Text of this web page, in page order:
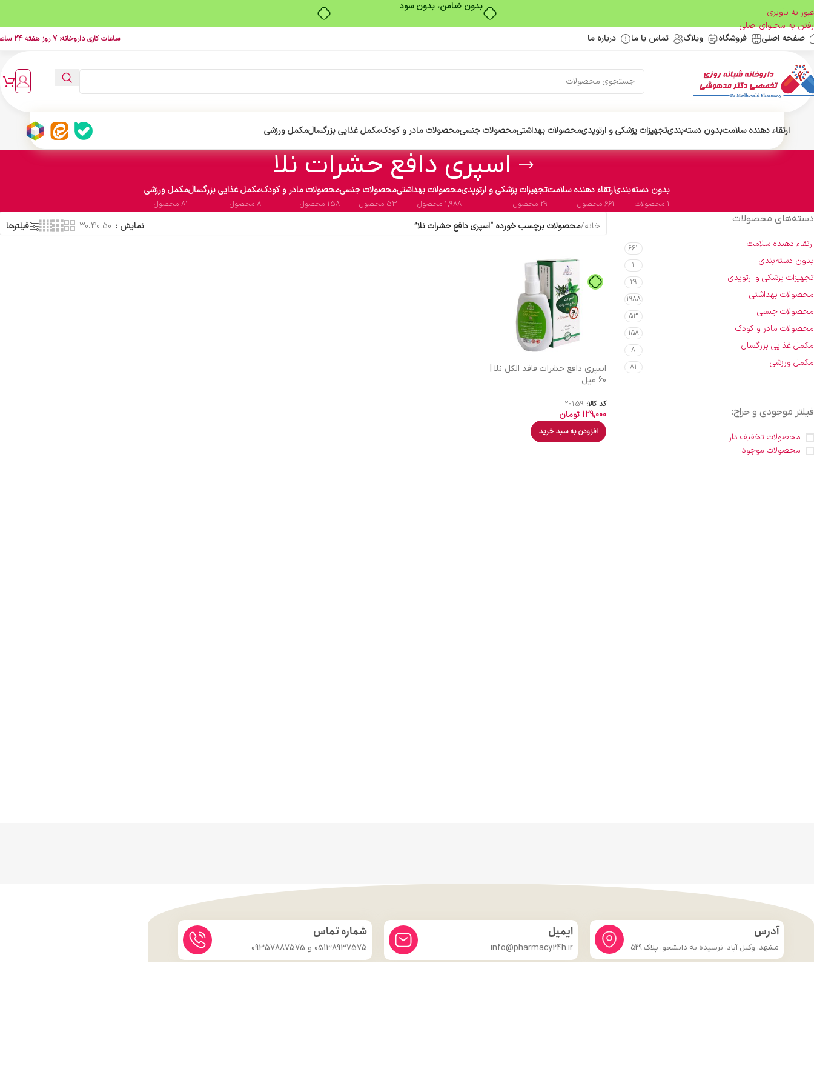
بدون ضامن، بدون سود
عبور به ناوبری
رفتن به محتوای اصلی
صفحه اصلی
فروشگاه وبلاگ تماس با ما درباره ما ساعات کاری داروخانه: 7 روز هفته 24 ساعت
ارتقاء دهنده سلامتبدون دسته‌بندیتجهیزات پزشکی و ارتوپدیمحصولات بهداشتیمحصولات جنسیمحصولات مادر و کودکمکمل غذایی بزرگسالمکمل ورزشی
اسپری دافع حشرات نلا
بدون دسته‌بندی
1 محصولات
ارتقاء دهنده سلامت
661 محصول
تجهیزات پزشکی و ارتوپدی
29 محصول
محصولات بهداشتی
1,988 محصول
محصولات جنسی
53 محصول
محصولات مادر و کودک
158 محصول
مکمل غذایی بزرگسال
8 محصول
مکمل ورزشی
81 محصول
دسته‌های محصولات
ارتقاء دهنده سلامت 661
بدون دسته‌بندی 1
تجهیزات پزشکی و ارتوپدی 29
محصولات بهداشتی 1988
محصولات جنسی 53
محصولات مادر و کودک 158
مکمل غذایی بزرگسال 8
مکمل ورزشی 81
فیلتر موجودی و حراج:
محصولات تخفیف دار
محصولات موجود
خانه/محصولات برچسب خورده “اسپری دافع حشرات نلا” نمایش 30،40،50 فیلترها
اسپری دافع حشرات فاقد الکل نلا |
60 میل
کد کالا: 20159
129,000 تومان
افزودن به سبد خرید
آدرس
مشهد، وکیل آباد، نرسیده به دانشجو، پلاک 529
ایمیل
info@pharmacy24h.ir
شماره تماس
05138937575 و 09357887575